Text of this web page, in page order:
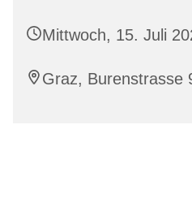
Mittwoch, 15. Juli
Graz, Burenstrasse